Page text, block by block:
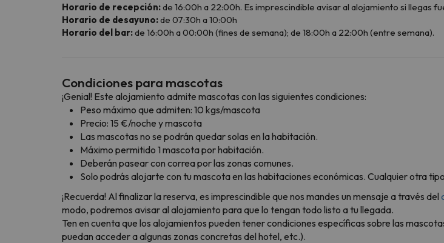
Horario de recepción:de 16:00h a 22:00h. Es imprescindible avisar al alojamiento si llegas
Horario de desayuno:de 07:30h a 10:00h
Horario del bar:de 16:00h a 00:00h (fines de semana); de 18:00h a 22:00h (entre semana).
Condiciones para mascotas
¡Genial! Este alojamiento admite mascotas con las siguientes condiciones:
Peso máximo que admiten: 10 kgs/mascota
Precio: 15 €/noche y mascota
Las mascotas no se podrán quedar solas en la habitación.
Máximo permitido 1 mascota por habitación.
Deberán pasear con correa por las zonas comunes.
Solo podrás alojarte con tu mascota en las habitaciones económicas. Cualquier otra
¡Recuerda! Al finalizar la reserva, es imprescindible que nos mandes un mensaje a través del
modo, podremos avisar al alojamiento para que lo tengan todo listo a tu llegada.
Ten en cuenta que los alojamientos pueden tener condiciones específicas sobre las
puedan acceder a algunas zonas concretas del hotel, etc.).